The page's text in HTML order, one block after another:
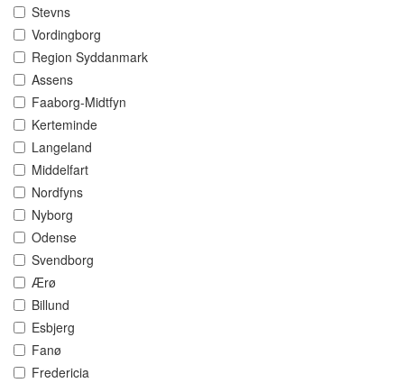
Stevns
Vordingborg
Region Syddanmark
Assens
Faaborg-Midtfyn
Kerteminde
Langeland
Middelfart
Nordfyns
Nyborg
Odense
Svendborg
Ærø
Billund
Esbjerg
Fanø
Fredericia